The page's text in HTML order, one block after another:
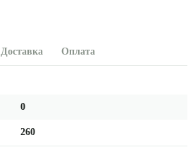
Доставка Оплата
0
260